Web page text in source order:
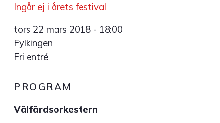
Ingår ej i årets festival
tors 22 mars 2018 - 18:00
Fylkingen
Fri entré
PROGRAM
Välfärdsorkestern